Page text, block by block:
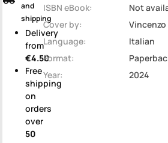
and
shipping
Delivery
from
€4.50
Free
shipping
on
orders
over
50
ISBN eBook:
Not
Cover by:
Vincenzo
Language:
Italian
Format:
Year:
2024